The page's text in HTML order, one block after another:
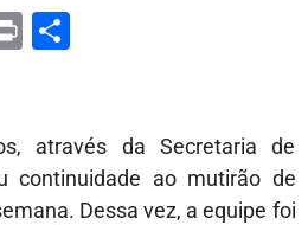
PrintShare
através da Secretaria de
continuidade ao mutirão de
Dessa vez, a equipe foi